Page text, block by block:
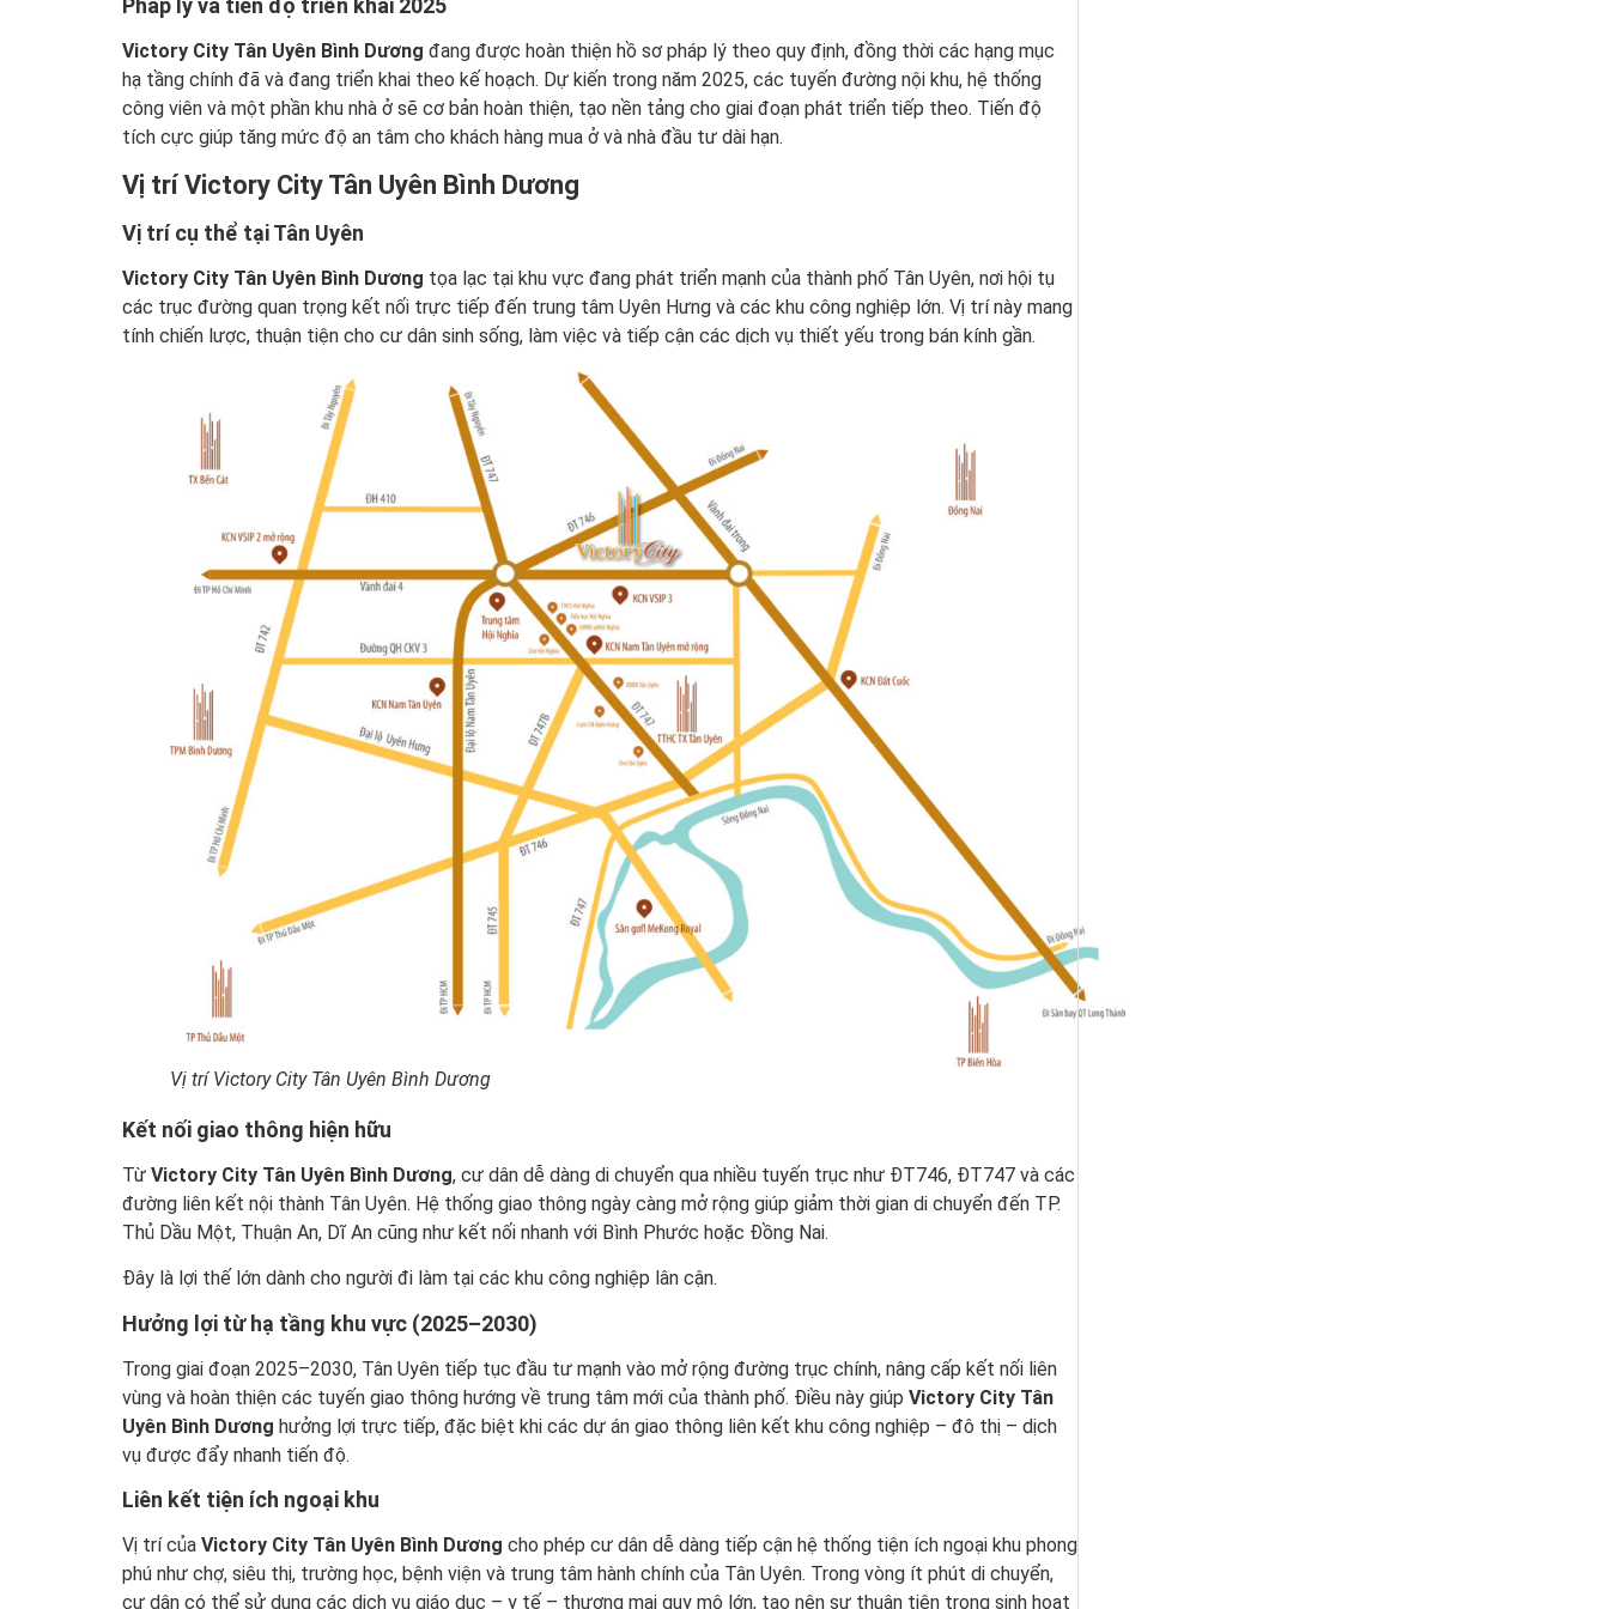
Pháp lý và tiến độ triển khai 2025
Victory City Tân Uyên Bình Dương đang được hoàn thiện hồ sơ pháp lý theo quy định, đồng thời các hạng mục
hạ tầng chính đã và đang triển khai theo kế hoạch. Dự kiến trong năm 2025, các tuyến đường nội khu, hệ thống
công viên và một phần khu nhà ở sẽ cơ bản hoàn thiện, tạo nền tảng cho giai đoạn phát triển tiếp theo. Tiến độ
tích cực giúp tăng mức độ an tâm cho khách hàng mua ở và nhà đầu tư dài hạn.
Vị trí Victory City Tân Uyên Bình Dương
Vị trí cụ thể tại Tân Uyên
Victory City Tân Uyên Bình Dương tọa lạc tại khu vực đang phát triển mạnh của thành phố Tân Uyên, nơi hội tụ
các trục đường quan trọng kết nối trực tiếp đến trung tâm Uyên Hưng và các khu công nghiệp lớn. Vị trí này mang
tính chiến lược, thuận tiện cho cư dân sinh sống, làm việc và tiếp cận các dịch vụ thiết yếu trong bán kính gần.
Vị trí Victory City Tân Uyên Bình Dương
Kết nối giao thông hiện hữu
Từ Victory City Tân Uyên Bình Dương, cư dân dễ dàng di chuyển qua nhiều tuyến trục như ĐT746, ĐT747 và các
đường liên kết nội thành Tân Uyên. Hệ thống giao thông ngày càng mở rộng giúp giảm thời gian di chuyển đến TP.
Thủ Dầu Một, Thuận An, Dĩ An cũng như kết nối nhanh với Bình Phước hoặc Đồng Nai.
Đây là lợi thế lớn dành cho người đi làm tại các khu công nghiệp lân cận.
Hưởng lợi từ hạ tầng khu vực (2025–2030)
Trong giai đoạn 2025–2030, Tân Uyên tiếp tục đầu tư mạnh vào mở rộng đường trục chính, nâng cấp kết nối liên
vùng và hoàn thiện các tuyến giao thông hướng về trung tâm mới của thành phố. Điều này giúp Victory City Tân
Uyên Bình Dương hưởng lợi trực tiếp, đặc biệt khi các dự án giao thông liên kết khu công nghiệp – đô thị – dịch
vụ được đẩy nhanh tiến độ.
Liên kết tiện ích ngoại khu
Vị trí của Victory City Tân Uyên Bình Dương cho phép cư dân dễ dàng tiếp cận hệ thống tiện ích ngoại khu phong
phú như chợ, siêu thị, trường học, bệnh viện và trung tâm hành chính của Tân Uyên. Trong vòng ít phút di chuyển,
cư dân có thể sử dụng các dịch vụ giáo dục – y tế – thương mại quy mô lớn, tạo nên sự thuận tiện trong sinh hoạt